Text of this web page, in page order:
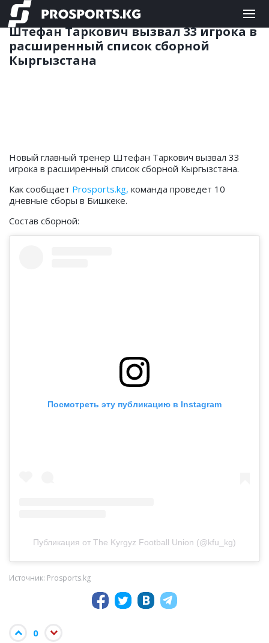
ФУТБОЛ 18.05.2023 14:12
Штефан Таркович вызвал 33 игрока в
расширенный список сборной
Кыргызстана
Новый главный тренер Штефан Таркович вызвал 33
игрока в расширенный список сборной Кыргызстана.
Как сообщает Prosports.kg, команда проведет 10
дневные сборы в Бишкеке.
Состав сборной:
Посмотреть эту публикацию в Instagram
Публикация от The Kyrgyz Football Union (@kfu_kg)
Источник: Prosports.kg
0